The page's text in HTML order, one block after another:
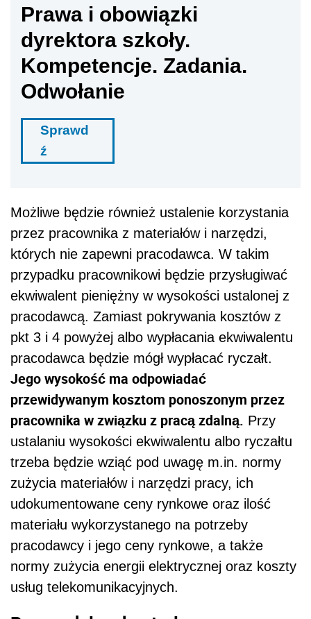
Prawa i obowiązki
dyrektora szkoły.
Kompetencje. Zadania.
Odwołanie
Sprawd
ź
Możliwe będzie również ustalenie korzystania
przez pracownika z materiałów i narzędzi,
których nie zapewni pracodawca. W takim
przypadku pracownikowi będzie przysługiwać
ekwiwalent pieniężny w wysokości ustalonej z
pracodawcą. Zamiast pokrywania kosztów z
pkt 3 i 4 powyżej albo wypłacania ekwiwalentu
pracodawca będzie mógł wypłacać ryczałt.
Jego wysokość ma odpowiadać
przewidywanym kosztom ponoszonym przez
pracownika w związku z pracą zdalną. Przy
ustalaniu wysokości ekwiwalentu albo ryczałtu
trzeba będzie wziąć pod uwagę m.in. normy
zużycia materiałów i narzędzi pracy, ich
udokumentowane ceny rynkowe oraz ilość
materiału wykorzystanego na potrzeby
pracodawcy i jego ceny rynkowe, a także
normy zużycia energii elektrycznej oraz koszty
usług telekomunikacyjnych.